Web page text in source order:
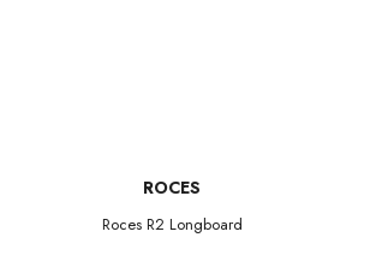
ROCES
Roces R2 Longboard